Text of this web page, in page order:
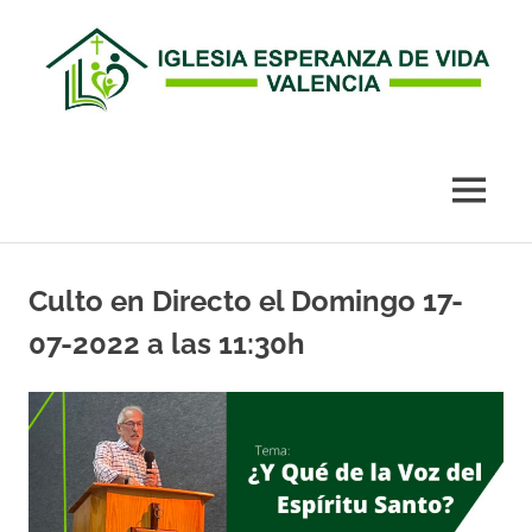
contenido
Valencia
MENÚ
Culto en Directo el Domingo 17-
07-2022 a las 11:30h